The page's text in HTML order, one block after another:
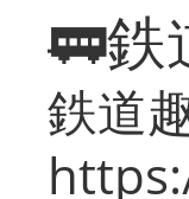
🚃鉄
鉄道